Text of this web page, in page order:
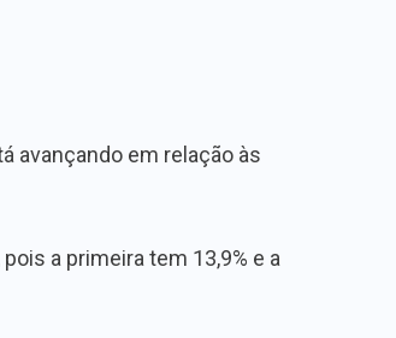
avançando em relação às
a primeira tem 13,9% e a